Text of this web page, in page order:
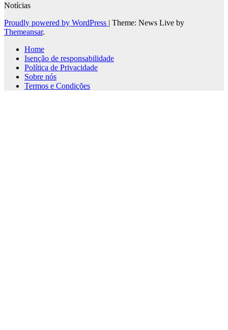
Notícias
Proudly powered by WordPress | Theme: News Live by
Themeansar.
Home
Isenção de responsabilidade
Política de Privacidade
Sobre nós
Termos e Condições